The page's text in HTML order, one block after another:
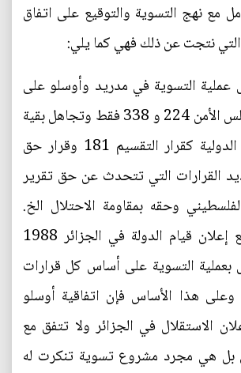
مع نهج التسوية والتوقيع على اتفاق
نتجت عن ذلك فهي كما يلي:
عملية التسوية في مدريد وأوسلو على
أساس قراري مجلس الأمن 224 و 338 فقط وتجاهل بقية
قرارات الشرعية الدولية كقرار التقسيم 181 وقرار حق
194 وعديد القرارات التي تتحدث عن حق تقرير
وحقه بمقاومة الاحتلال الخ.
وهذا يتعارض مع إعلان قيام الدولة في الجزائر 1988
بعملية التسوية على أساس كل قرارات
وعلى هذا الأساس فإن اتفاقية أوسلو
الاستقلال في الجزائر ولا تتفق مع
بل هي مجرد مشروع تسوية تنكرت له